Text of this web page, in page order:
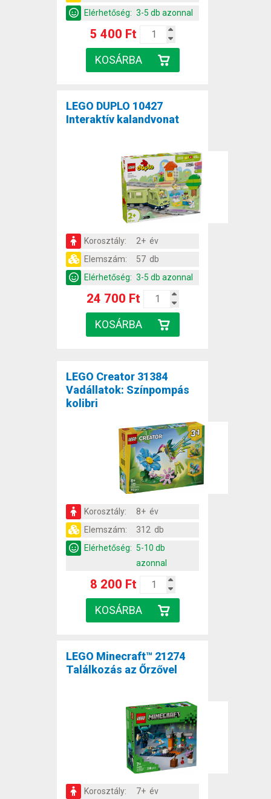
Elérhetőség: 3-5 db azonnal
5 400 Ft
LEGO DUPLO 10427
Interaktív kalandvonat
Korosztály:
2+ év
Elemszám:
57 db
Elérhetőség: 3-5 db azonnal
24 700 Ft
LEGO Creator 31384
Vadállatok: Színpompás
kolibri
Korosztály:
8+ év
Elemszám:
312 db
Elérhetőség: 5-10 db
azonnal
8 200 Ft
LEGO Minecraft™ 21274
Találkozás az Őrzővel
Korosztály: 7+ év